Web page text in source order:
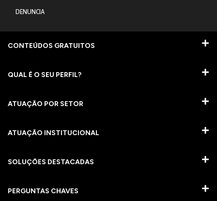
DENUNCIA
CONTEÚDOS GRATUITOS
QUAL É O SEU PERFIL?
ATUAÇÃO POR SETOR
ATUAÇÃO INSTITUCIONAL
SOLUÇÕES DESTACADAS
PERGUNTAS CHAVES​